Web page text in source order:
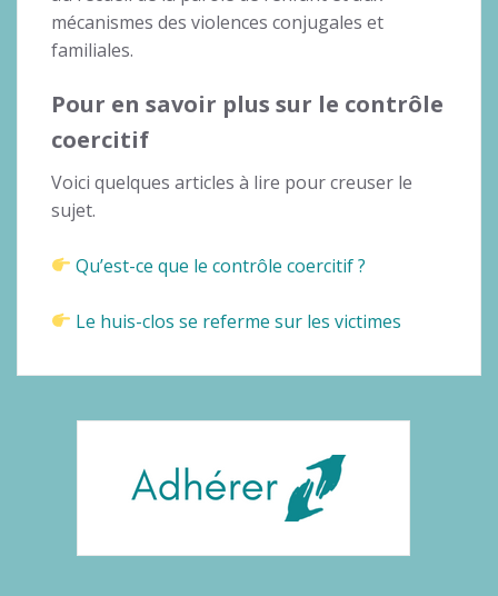
mécanismes des violences conjugales et
familiales.
Pour en savoir plus sur le contrôle
coercitif
Voici quelques articles à lire pour creuser le
sujet.
Qu’est-ce que le contrôle coercitif ?
Le huis-clos se referme sur les victimes